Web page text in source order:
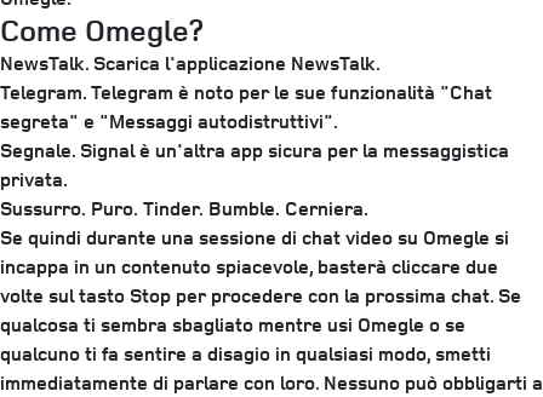
Come Omegle?
NewsTalk. Scarica l'applicazione NewsTalk.
Telegram. Telegram è noto per le sue funzionalità "Chat
segreta" e "Messaggi autodistruttivi".
Segnale. Signal è un'altra app sicura per la messaggistica
privata.
Sussurro. Puro. Tinder. Bumble. Cerniera.
Se quindi durante una sessione di chat video su Omegle si
incappa in un contenuto spiacevole, basterà cliccare due
volte sul tasto Stop per procedere con la prossima chat. Se
qualcosa ti sembra sbagliato mentre usi Omegle o se
qualcuno ti fa sentire a disagio in qualsiasi modo, smetti
immediatamente di parlare con loro. Nessuno può obbligarti a